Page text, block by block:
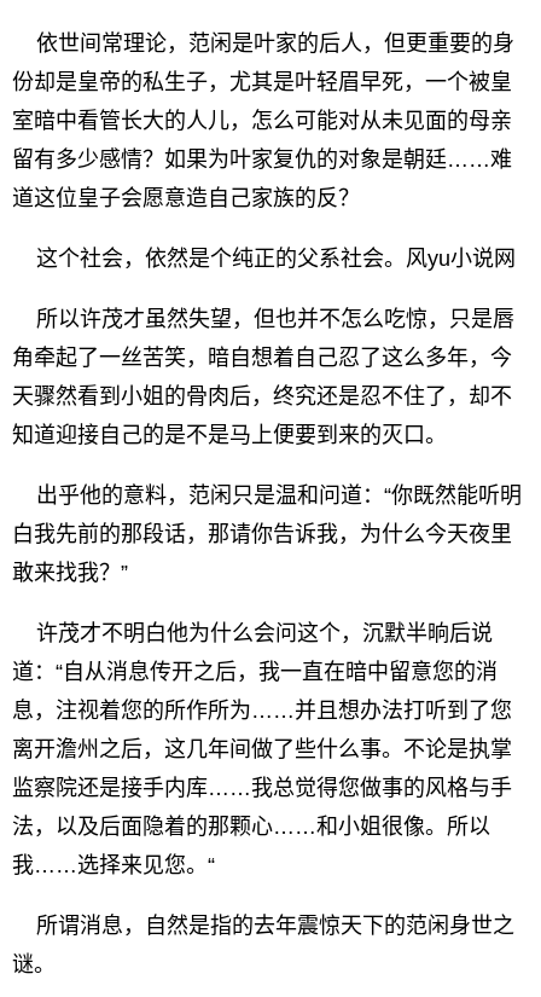
依世间常理论，范闲是叶家的后人，但更重要的身
份却是皇帝的私生子，尤其是叶轻眉早死，一个被皇
室暗中看管长大的人儿，怎么可能对从未见面的母亲
留有多少感情？如果为叶家复仇的对象是朝廷……难
道这位皇子会愿意造自己家族的反？
这个社会，依然是个纯正的父系社会。风yu小说网
所以许茂才虽然失望，但也并不怎么吃惊，只是唇
角牵起了一丝苦笑，暗自想着自己忍了这么多年，今
天骤然看到小姐的骨肉后，终究还是忍不住了，却不
知道迎接自己的是不是马上便要到来的灭口。
出乎他的意料，范闲只是温和问道：“你既然能听明
白我先前的那段话，那请你告诉我，为什么今天夜里
敢来找我？”
许茂才不明白他为什么会问这个，沉默半晌后说
道：“自从消息传开之后，我一直在暗中留意您的消
息，注视着您的所作所为……并且想办法打听到了您
离开澹州之后，这几年间做了些什么事。不论是执掌
监察院还是接手内库……我总觉得您做事的风格与手
法，以及后面隐着的那颗心……和小姐很像。所以
我……选择来见您。“
所谓消息，自然是指的去年震惊天下的范闲身世之
谜。